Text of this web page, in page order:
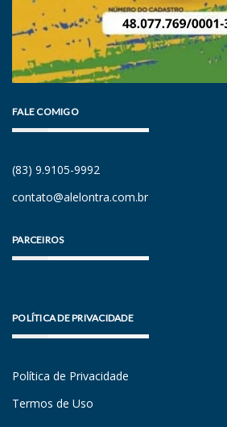
FALE COMIGO
(83) 9.9105-9992
contato@alelontra.com.br
PARCEIROS
POLÍTICA DE PRIVACIDADE
Política de Privacidade
Termos de Uso